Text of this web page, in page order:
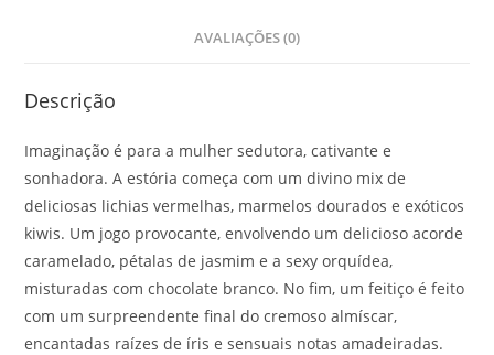
AVALIAÇÕES (0)
Descrição
Imaginação é para a mulher sedutora, cativante e
sonhadora. A estória começa com um divino mix de
deliciosas lichias vermelhas, marmelos dourados e exóticos
kiwis. Um jogo provocante, envolvendo um delicioso acorde
caramelado, pétalas de jasmim e a sexy orquídea,
misturadas com chocolate branco. No fim, um feitiço é feito
com um surpreendente final do cremoso almíscar,
encantadas raízes de íris e sensuais notas amadeiradas.